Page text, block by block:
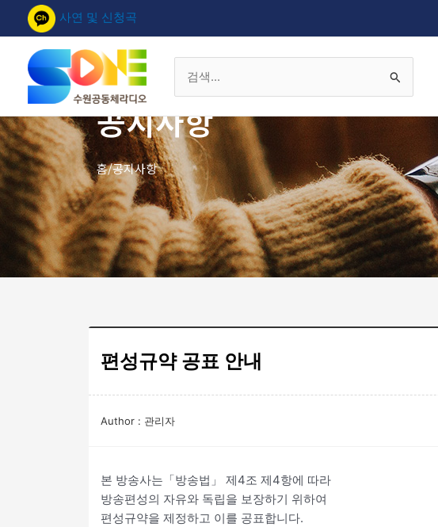
뛰
기
사연 및 신청곡
색
대
상
공지사항
홈/공지사항
편성규약 공표 안내
Author : 관리자
본 방송사는「방송법」 제4조 제4항에 따라
방송편성의 자유와 독립을 보장하기 위하여
편성규약을 제정하고 이를 공표합니다.